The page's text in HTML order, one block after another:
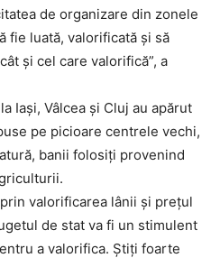
de organizare din zonele
fie luată, valorificată și să
și cel care valorifică”, a
Iași, Vâlcea și Cluj au apărut
pe picioare centrele vechi,
banii folosiți provenind
valorificarea lânii și prețul
de stat va fi un stimulent
a valorifica. Știți foarte